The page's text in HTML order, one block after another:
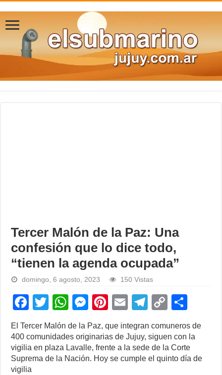
Tercer Malón de la Paz: Una
confesión que lo dice todo,
“tienen la agenda ocupada”
domingo, 6 agosto, 2023 150 Vistas
F
c
e
b
T
wi
tt
er
W
h
at
s
A
M
e
ss
e
n
Pi
nt
er
e
st
E
ail
T
e
gr
a
C
p
y
Li
h
ar
e
El Tercer Malón de la Paz, que integran comuneros de
400 comunidades originarias de Jujuy, siguen con la
vigilia en plaza Lavalle, frente a la sede de la Corte
Suprema de la Nación. Hoy se cumple el quinto día de
vigilia